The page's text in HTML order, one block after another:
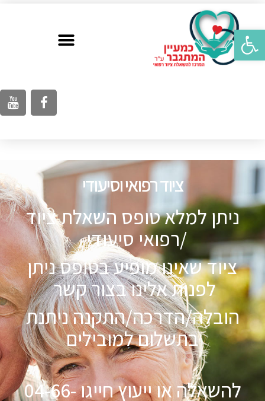
פתח סרגל נגישות
ציוד רפואי וסיעודי
ניתן למלא טופס השאלת ציוד
/רפואי סיעודי
ציוד שאינו מופיע בטופס ניתן
לפנות אלינו בצור קשר
הובלה/הדרכה/התקנה ניתנת
בתשלום למובילים
להשאלה או ייעוץ חייגו 04-66-